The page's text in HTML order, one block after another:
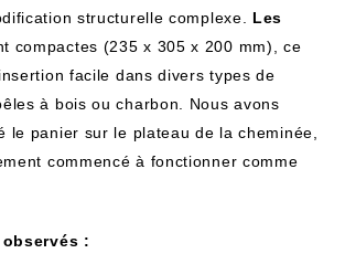
structurelle complexe. Les
compactes (235 x 305 x 200 mm), ce
facile dans divers types de
à bois ou charbon. Nous avons
le panier sur le plateau de la cheminée,
commencé à fonctionner comme
: